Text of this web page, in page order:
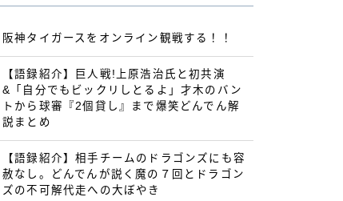
阪神タイガースをオンライン観戦する！！
【語録紹介】巨人戦!上原浩治氏と初共演
&「自分でもビックリしとるよ」才木のバン
トから球審『2個貸し』まで爆笑どんでん解
説まとめ
【語録紹介】相手チームのドラゴンズにも容
赦なし。どんでんが説く魔の７回とドラゴン
ズの不可解代走への大ぼやき